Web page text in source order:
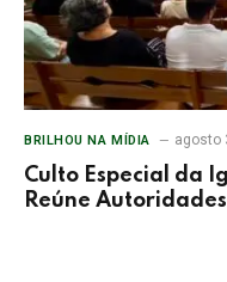
BRILHOU NA MÍDIA agosto
Culto Especial da
Reúne